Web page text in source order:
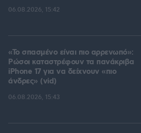
06.08.2026, 15:42
«Το σπασμένο είναι πιο αρρενωπό»:
Ρώσοι καταστρέφουν τα πανάκριβα
iPhone 17 για να δείχνουν «πιο
άνδρες» (vid)
06.08.2026, 15:43